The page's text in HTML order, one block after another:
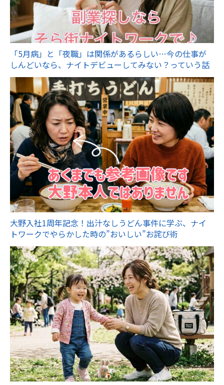
「5月病」と「夜職」は関係があるらしい…今の仕事が
しんどいなら、ナイトデビューしてみない？っていう話
大野入社1周年記念！出汁なしうどん事件に学ぶ、ナイ
トワークでやらかした時の”おいしい”お詫び術